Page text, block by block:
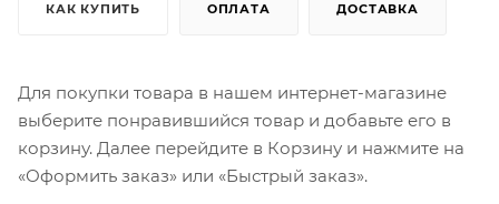
КАК КУПИТЬ ОПЛАТА ДОСТАВКА
Для покупки товара в нашем интернет-магазине
выберите понравившийся товар и добавьте его в
корзину. Далее перейдите в Корзину и нажмите на
«Оформить заказ» или «Быстрый заказ».